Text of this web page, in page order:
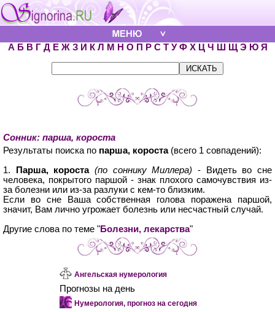
А Б В Г Д Е Ж З И К Л М Н О П Р С Т У Ф Х Ц Ч Ш Щ Э Ю Я
Сонник: парша, короста
Результаты поиска по парша, короста(всего 1 совпадений):
1.
Парша, короста(по соннику Миллера) - Видеть во сне
человека, покрытого паршой - знак плохого самочувствия из-
за болезни или из-за разлуки с кем-то близким.
Если во сне Ваша собственная голова поражена паршой,
значит, Вам лично угрожает болезнь или несчастный случай.
Другие слова по теме "Болезни, лекарства"
Ангельская нумерология
Прогнозы на день
Нумерология, прогноз на сегодня